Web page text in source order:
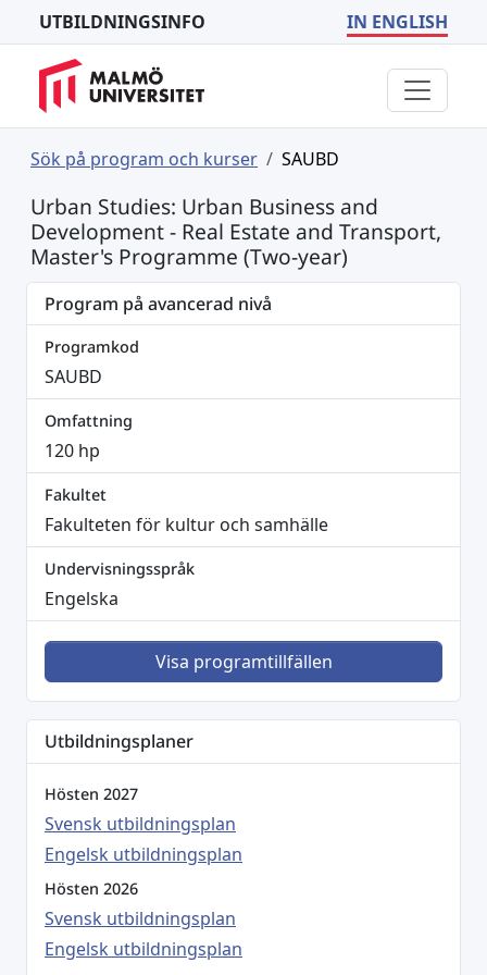
UTBILDNINGSINFO IN ENGLISH
Sök på program och kurser SAUBD
Urban Studies: Urban Business and
Development - Real Estate and Transport,
Master's Programme (Two-year)
Utbildningsplaner
Hösten 2027
Svensk utbildningsplan
Engelsk utbildningsplan
Hösten 2026
Svensk utbildningsplan
Engelsk utbildningsplan
Program på avancerad nivå
Programkod
SAUBD
Omfattning
120 hp
Fakultet
Fakulteten för kultur och samhälle
Undervisningsspråk
Engelska
Visa programtillfällen